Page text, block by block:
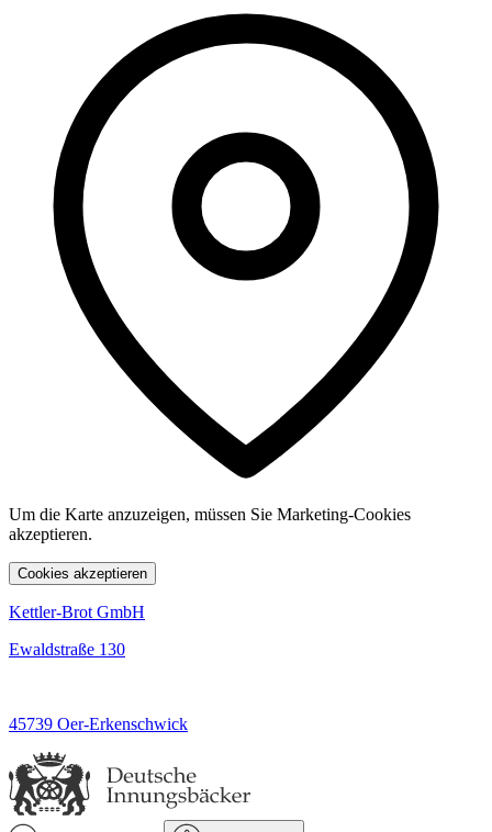
Um die Karte anzuzeigen, müssen Sie Marketing-Cookies
akzeptieren.
Cookies akzeptieren
Kettler-Brot GmbH
Ewaldstraße 130
45739 Oer-Erkenschwick